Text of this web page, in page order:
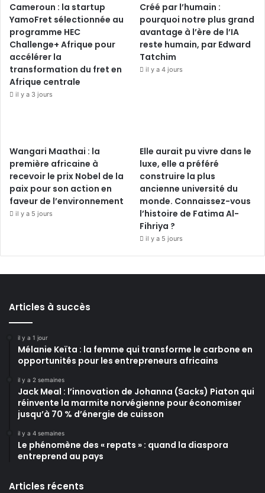
Cameroun : la startup
YamoFret sélectionnée au
programme HEC
Challenge+ Afrique pour
accélérer la
transformation du fret en
Afrique centrale
il y a 3 jours
Créé par l’humain :
pourquoi notre plus grand
avantage à l’ère de l’IA
reste humain, par Edward
Tatchim
il y a 4 jours
Wangari Maathai : la
première africaine à
recevoir le prix Nobel de la
paix pour son action en
faveur de l’environnement
il y a 5 jours
Elle aurait pu vivre dans le
luxe, elle a préféré
construire la plus
ancienne université du
monde. Connaissez-vous
l’histoire de Fatima Al-
Fihriya ?
il y a 5 jours
Articles à succès
il y a 1 jour
Mélanie Keïta : la femme qui transforme le carbone en
opportunités pour les entrepreneurs africains
il y a 2 semaines
Jack Meal : l’innovation de Johanna (Sacks) Piaton qui
réinvente la marmite norvégienne pour économiser
jusqu’à 70 % d’énergie de cuisson
il y a 4 semaines
Le phénomène des « repats » : quand la diaspora
entreprend au pays
Articles récents